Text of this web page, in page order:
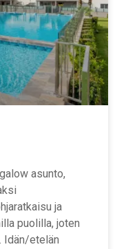
asunto,
ja
puolilla, joten
Idän/etelän